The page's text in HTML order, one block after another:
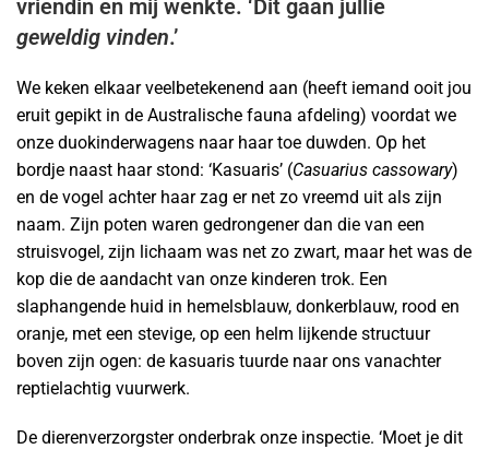
vriendin en mij wenkte. ‘Dit gaan jullie
geweldig vinden.’
We keken elkaar veelbetekenend aan (heeft iemand ooit jou
eruit gepikt in de Australische fauna afdeling) voordat we
onze duokinderwagens naar haar toe duwden. Op het
bordje naast haar stond: ‘Kasuaris’ (Casuarius cassowary)
en de vogel achter haar zag er net zo vreemd uit als zijn
naam. Zijn poten waren gedrongener dan die van een
struisvogel, zijn lichaam was net zo zwart, maar het was de
kop die de aandacht van onze kinderen trok. Een
slaphangende huid in hemelsblauw, donkerblauw, rood en
oranje, met een stevige, op een helm lijkende structuur
boven zijn ogen: de kasuaris tuurde naar ons vanachter
reptielachtig vuurwerk.
De dierenverzorgster onderbrak onze inspectie. ‘Moet je dit